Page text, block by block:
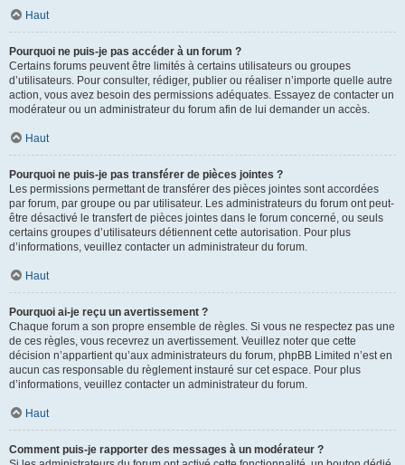
Haut
Pourquoi ne puis-je pas accéder à un forum ?
Certains forums peuvent être limités à certains utilisateurs ou groupes
d’utilisateurs. Pour consulter, rédiger, publier ou réaliser n’importe quelle autre
action, vous avez besoin des permissions adéquates. Essayez de contacter un
modérateur ou un administrateur du forum afin de lui demander un accès.
Haut
Pourquoi ne puis-je pas transférer de pièces jointes ?
Les permissions permettant de transférer des pièces jointes sont accordées
par forum, par groupe ou par utilisateur. Les administrateurs du forum ont peut-
être désactivé le transfert de pièces jointes dans le forum concerné, ou seuls
certains groupes d’utilisateurs détiennent cette autorisation. Pour plus
d’informations, veuillez contacter un administrateur du forum.
Haut
Pourquoi ai-je reçu un avertissement ?
Chaque forum a son propre ensemble de règles. Si vous ne respectez pas une
de ces règles, vous recevrez un avertissement. Veuillez noter que cette
décision n’appartient qu’aux administrateurs du forum, phpBB Limited n’est en
aucun cas responsable du règlement instauré sur cet espace. Pour plus
d’informations, veuillez contacter un administrateur du forum.
Haut
Comment puis-je rapporter des messages à un modérateur ?